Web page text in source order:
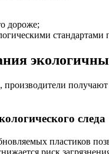
дороже;
стандартами
производители
следа
пластиков
риск